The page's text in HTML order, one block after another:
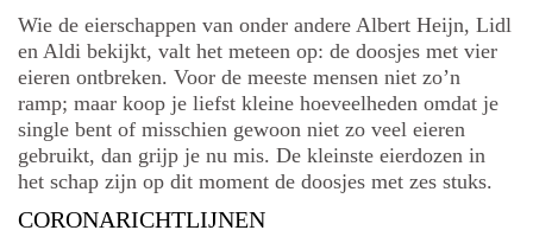
Wie de eierschappen van onder andere Albert Heijn, Lidl
en Aldi bekijkt, valt het meteen op: de doosjes met vier
eieren ontbreken. Voor de meeste mensen niet zo’n
ramp; maar koop je liefst kleine hoeveelheden omdat je
single bent of misschien gewoon niet zo veel eieren
gebruikt, dan grijp je nu mis. De kleinste eierdozen in
het schap zijn op dit moment de doosjes met zes stuks.
CORONARICHTLIJNEN